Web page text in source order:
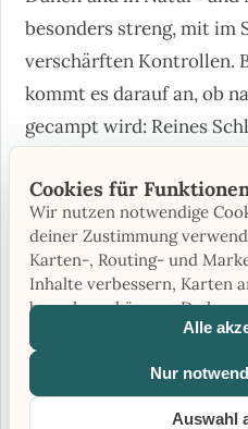
Cookies für
Wir nutzen notwendige
deiner Zustimmung
Karten-, Routing- und
Inhalte verbessern, Karten
berechnen können. Du
notwendige CookiesAlle
Nur
Auswahl
besonders streng, mit im
verschärften Kontrollen.
kommt es darauf an, ob
gecampt wird: Reines
alle Räder am Boden
den Fahrzeugumriss
Markise, Stützen, Tisch
stehen, gilt es als
der Plätze nicht erlaubt.
nach Region mit
60 bis 600 Euro
deutlich höher. Am